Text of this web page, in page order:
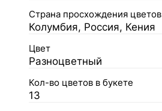
Страна просхождения цветов
Колумбия, Россия, Кения
Цвет
Разноцветный
Кол-во цветов в букете
13